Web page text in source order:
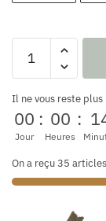
Il ne vous reste
00
Jour
: 00
Heures
:
On a reçu 35